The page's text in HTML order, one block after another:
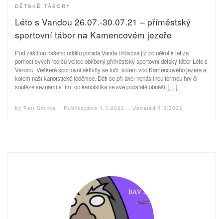
DĚTSKÉ TÁBORY
Léto s Vandou 26.07.-30.07.21 – příměstský
sportovní tábor na Kamencovém jezeře
Pod záštitou našeho oddílu pořádá Vanda Hrbková již po několik let za
pomoci svých rodičů velice oblíbený příměstský sportovní dětský tábor Léto s
Vandou. Veškeré sportovní aktivity se točí kolem vod Kamencového jezera a
kolem naší kanoistické loděnice. Děti se při akci nenásilnou formou hry či
soutěže seznámí s tím, co kanoistika ve své podstatě obnáší, […]
by Petr Smítka Publikováno 4.3.2021 Updated 4.3.2021